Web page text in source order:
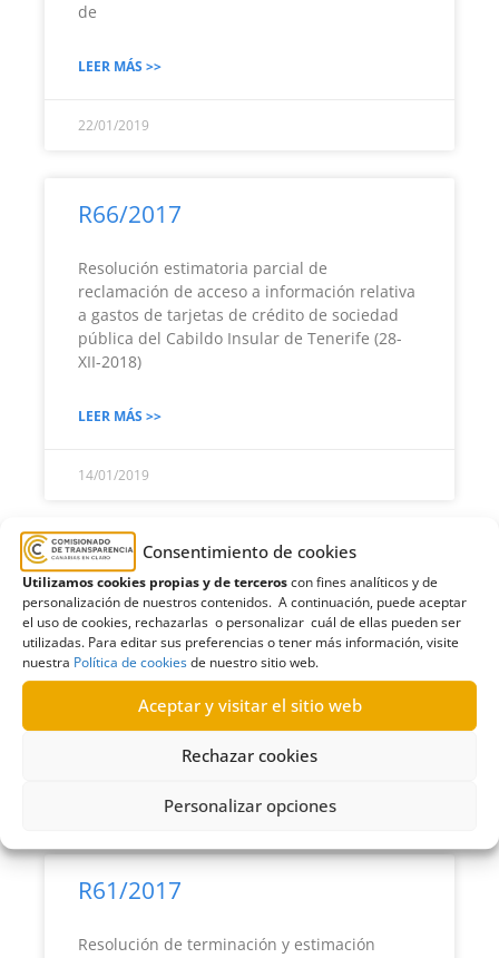
Consentimiento de cookies
Utilizamos cookies propias y de terceroscon fines analíticos y de
personalización de nuestros contenidos. A continuación, puede aceptar
el uso de cookies, rechazarlas o personalizar cuál de ellas pueden ser
utilizadas. Para editar sus preferencias o tener más información, visite
nuestra Política de cookiesde nuestro sitio web.
Aceptar y visitar el sitio web
Rechazar cookies
Personalizar opciones
de
LEER MÁS >>
22/01/2019
R66/2017
Resolución estimatoria parcial de
reclamación de acceso a información relativa
a gastos de tarjetas de crédito de sociedad
pública del Cabildo Insular de Tenerife (28-
XII-2018)
LEER MÁS >>
14/01/2019
R118/2017
Resolución estimatoria sobre solicitud de
información al Ayuntamiento de Icod de los
Vinos relativa a recibos de salarios (13-XII-
2018) Se recibió en el Comisionado de
R61/2017
Resolución de terminación y estimación